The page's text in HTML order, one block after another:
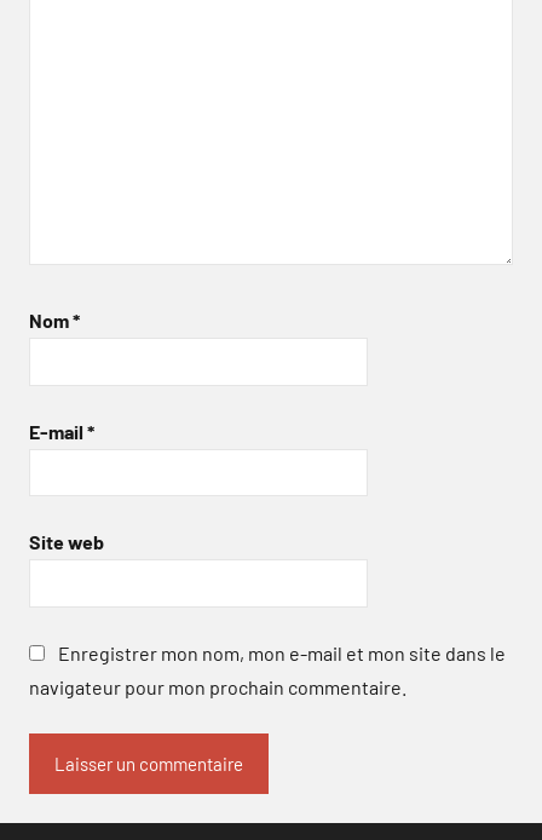
Nom*
E-mail *
Site web
Enregistrer mon nom, mon e-mail et mon site dans le
navigateur pour mon prochain commentaire.